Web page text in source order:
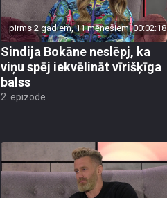
pirms 2 gadiem, 11 mēnešiem 00:02:18
Sindija Bokāne neslēpj, ka
viņu spēj iekvēlināt vīrišķīga
balss
2. epizode